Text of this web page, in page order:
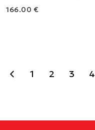
166.00 €
1 2 3 4